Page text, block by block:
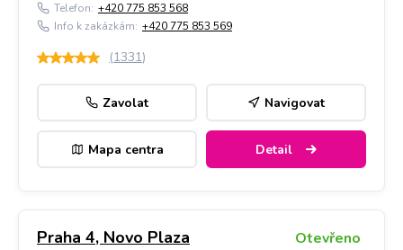
Telefon: +420 775 853 568
Info k zakázkám: +420 775 853 569
(1331)
Zavolat Navigovat
Mapa centra Detail
Praha 4, Novo Plaza Otevřeno